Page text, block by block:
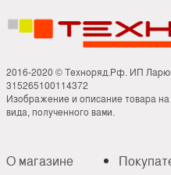
2016-2020 © Техноряд.Рф. ИП
315265100114372
Изображение и описание товара на
вида, полученного вами.
О магазине